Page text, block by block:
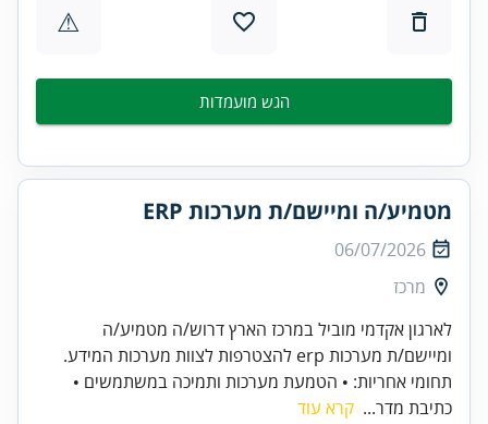
⚠
הגש מועמדות
מטמיע/ה ומיישם/ת מערכות ERP
06/07/2026
מרכז
לארגון אקדמי מוביל במרכז הארץ דרוש/ה מטמיע/ה
ומיישם/ת מערכות erp להצטרפות לצוות מערכות המידע.
תחומי אחריות: • הטמעת מערכות ותמיכה במשתמשים •
כתיבת מדר... קרא עוד